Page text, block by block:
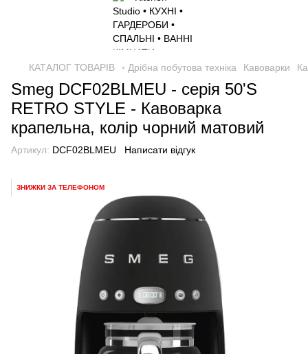
КАТАЛОГ ТОВАРІВ ◦ Дрібна побутова техніка Кавоварки
Smeg DCF02BLMEU - серія 50'S
RETRO STYLE - Кавоварка
крапельна, колір чорний матовий
Артикул: DCF02BLMEU Написати відгук
ЗНИЖКИ ЗА ТЕЛЕФОНОМ